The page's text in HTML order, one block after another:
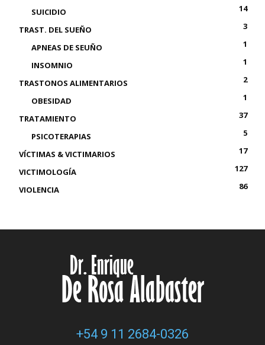
SUICIDIO
14
TRAST. DEL SUEÑO
3
APNEAS DE SEUÑO
1
INSOMNIO
1
TRASTONOS ALIMENTARIOS
2
OBESIDAD
1
TRATAMIENTO
37
PSICOTERAPIAS
5
VÍCTIMAS & VICTIMARIOS
17
VICTIMOLOGÍA
127
VIOLENCIA
86
+54 9 11 2684-0326